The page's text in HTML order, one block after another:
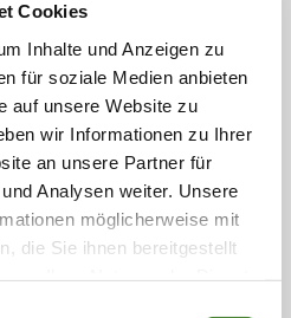
Cookies
Inhalte und Anzeigen zu
für soziale Medien anbieten
auf unsere Website zu
wir Informationen zu Ihrer
an unsere Partner für
Analysen weiter. Unsere
möglicherweise mit
die Sie ihnen bereitgestellt
unter der
(sog.
Narben und